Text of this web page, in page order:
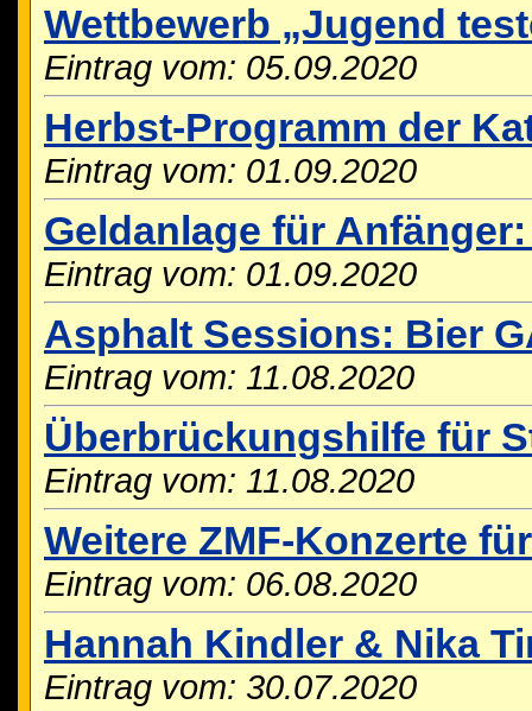
Wettbewerb „Jugend
Eintrag vom: 05.09.2020
Herbst-Programm der
Eintrag vom: 01.09.2020
Geldanlage für
Eintrag vom: 01.09.2020
Asphalt Sessions: Bier
Eintrag vom: 11.08.2020
Überbrückungshilfe für
Eintrag vom: 11.08.2020
Weitere ZMF-Konzerte
Eintrag vom: 06.08.2020
Hannah Kindler & Nika
Eintrag vom: 30.07.2020